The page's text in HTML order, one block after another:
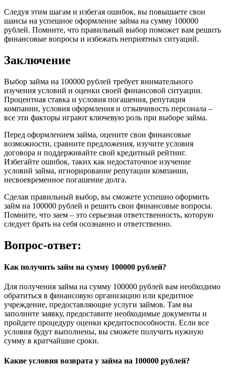
Следуя этим шагам и избегая ошибок, вы повышаете свои
шансы на успешное оформление займа на сумму 100000
рублей. Помните, что правильный выбор поможет вам решить
финансовые вопросы и избежать неприятных ситуаций.
Заключение
Выбор займа на 100000 рублей требует внимательного
изучения условий и оценки своей финансовой ситуации.
Процентная ставка и условия погашения, репутация
компании, условия оформления и отзывчивость персонала –
все эти факторы играют ключевую роль при выборе займа.
Перед оформлением займа, оцените свои финансовые
возможности, сравните предложения, изучите условия
договора и поддерживайте свой кредитный рейтинг.
Избегайте ошибок, таких как недостаточное изучение
условий займа, игнорирование репутации компании,
несвоевременное погашение долга.
Сделав правильный выбор, вы сможете успешно оформить
займ на 100000 рублей и решить свои финансовые вопросы.
Помните, что заем – это серьезная ответственность, которую
следует брать на себя осознанно и ответственно.
Вопрос-ответ:
Как получить займ на сумму 100000 рублей?
Для получения займа на сумму 100000 рублей вам необходимо
обратиться в финансовую организацию или кредитное
учреждение, предоставляющие услуги займов. Там вы
заполните заявку, предоставите необходимые документы и
пройдете процедуру оценки кредитоспособности. Если все
условия будут выполнены, вы сможете получить нужную
сумму в кратчайшие сроки.
Какие условия возврата у займа на 100000 рублей?